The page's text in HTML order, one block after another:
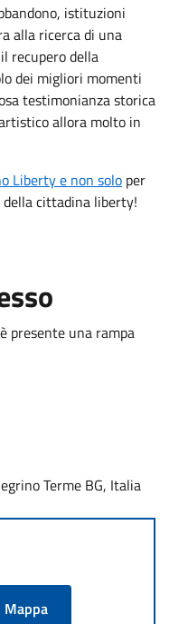
istituzioni
alla ricerca di una
recupero della
dei migliori momenti
testimonianza storica
allora molto in
Liberty e non solo per
cittadina liberty!
presente una rampa
Terme BG, Italia
Mappa